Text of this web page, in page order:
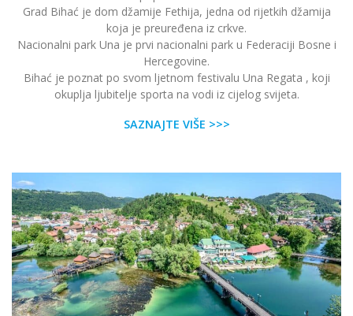
Grad Bihać je dom džamije Fethija, jedna od rijetkih džamija
koja je preuređena iz crkve.
Nacionalni park Una je prvi nacionalni park u Federaciji Bosne i
Hercegovine.
Bihać je poznat po svom ljetnom festivalu Una Regata , koji
okuplja ljubitelje sporta na vodi iz cijelog svijeta.
SAZNAJTE VIŠE >>>